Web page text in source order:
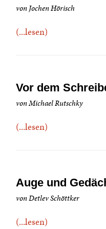
von Jochen Hörisch
(...lesen)
Vor dem
von Michael Rutschky
(...lesen)
Auge und
von Detlev Schöttker
(...lesen)